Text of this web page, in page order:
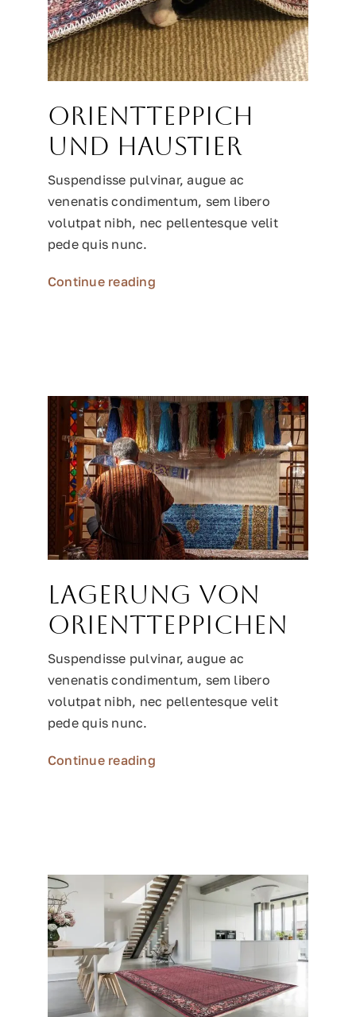
Orientteppich
und Haustier
Suspendisse pulvinar, augue ac
venenatis condimentum, sem libero
volutpat nibh, nec pellentesque velit
pede quis nunc.
Continue reading
Lagerung von
Orientteppichen
Suspendisse pulvinar, augue ac
venenatis condimentum, sem libero
volutpat nibh, nec pellentesque velit
pede quis nunc.
Continue reading